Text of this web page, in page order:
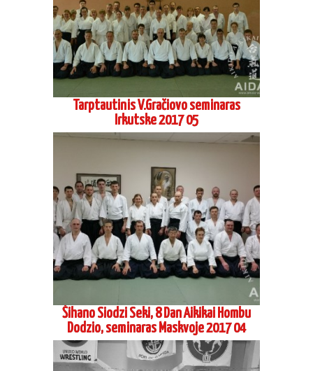
Tarptautinis V.Gračiovo seminaras
Irkutske 2017 05
Šihano Siodzi Seki, 8 Dan Aikikai Hombu
Dodzio, seminaras Maskvoje 2017 04